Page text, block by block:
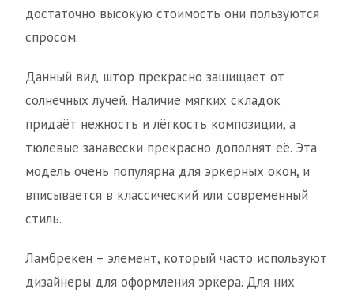
достаточно высокую стоимость они пользуются
спросом.
Данный вид штор прекрасно защищает от
солнечных лучей. Наличие мягких складок
придаёт нежность и лёгкость композиции, а
тюлевые занавески прекрасно дополнят её. Эта
модель очень популярна для эркерных окон, и
вписывается в классический или современный
стиль.
Ламбрекен – элемент, который часто используют
дизайнеры для оформления эркера. Для них